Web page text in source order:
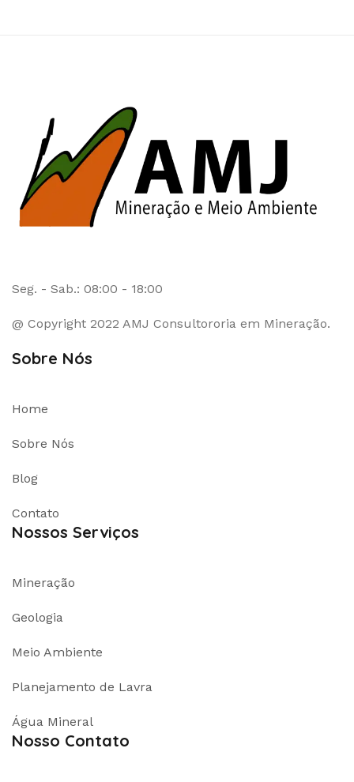
Seg. - Sab.: 08:00 - 18:00
@ Copyright 2022 AMJ Consultororia em Mineração.
Sobre Nós
Home
Sobre Nós
Blog
Contato
Nossos Serviços
Mineração
Geologia
Meio Ambiente
Planejamento de Lavra
Água Mineral
Nosso Contato